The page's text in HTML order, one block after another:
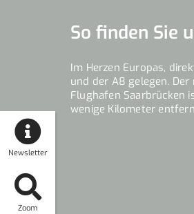
Newsletter
Zoom
So finden Sie
Im Herzen Europas,
und der A8 gelegen. Der
Flughafen Saarbrücken
wenige Kilometer